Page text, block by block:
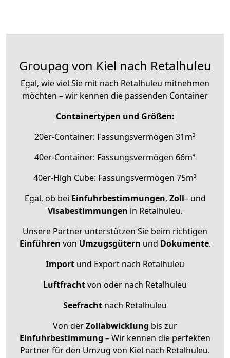
Groupag von Kiel nach Retalhuleu
Egal, wie viel Sie mit nach Retalhuleu mitnehmen
möchten – wir kennen die passenden Container
Containertypen und Größen:
20er-Container: Fassungsvermögen 31m³
40er-Container: Fassungsvermögen 66m³
40er-High Cube: Fassungsvermögen 75m³
Egal, ob bei Einfuhrbestimmungen, Zoll– und
Visabestimmungen in Retalhuleu.
Unsere Partner unterstützen Sie beim richtigen
Einführen von Umzugsgütern und Dokumente.
Import und Export nach Retalhuleu
Luftfrachtvon oder nach Retalhuleu
Seefracht nach Retalhuleu
Von derZollabwicklung bis zur
Einfuhrbestimmung – Wir kennen die perfekten
Partner für den Umzug von Kiel nach Retalhuleu.